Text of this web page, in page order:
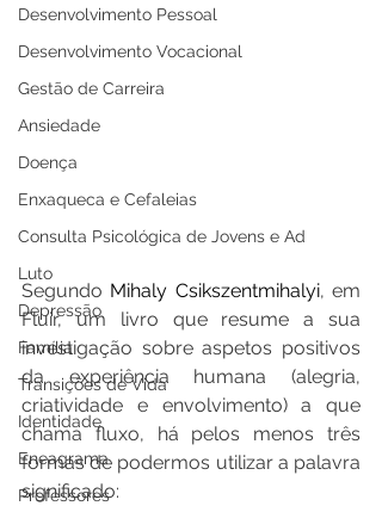
Desenvolvimento Pessoal
Desenvolvimento Vocacional
Gestão de Carreira
Ansiedade
Doença
Enxaqueca e Cefaleias
Consulta Psicológica de Jovens e Ad
Luto
Depressão
Família
Transições de Vida
Identidade
Eneagrama
Professores
Segundo Mihaly Csikszentmihalyi, em
Fluir, um livro que resume a sua
investigação sobre aspetos positivos
da experiência humana (alegria,
criatividade e envolvimento) a que
chama fluxo, há pelos menos três
formas de podermos utilizar a palavra
significado: